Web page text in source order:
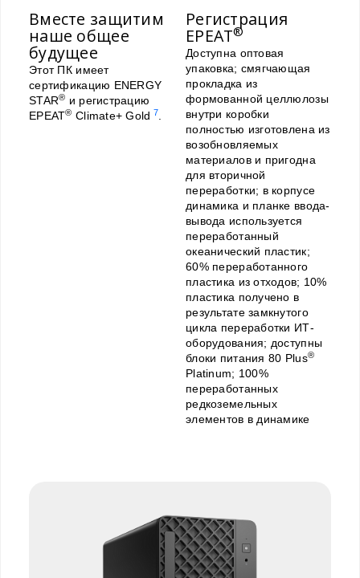
Вместе защитим
наше общее
будущее
Этот ПК имеет
сертификацию ENERGY
STAR® и регистрацию
EPEAT® Climate+ Gold 7
Регистрация
EPEAT®
Доступна оптовая
упаковка; смягчающая
прокладка из
формованной целлюлозы
внутри коробки
полностью изготовлена из
возобновляемых
материалов и пригодна
для вторичной
переработки; в корпусе
динамика и планке ввода-
вывода используется
переработанный
океанический пластик;
60% переработанного
пластика из отходов; 10%
пластика получено в
результате замкнутого
цикла переработки ИТ-
оборудования; доступны
блоки питания 80 Plus®
Platinum; 100%
переработанных
редкоземельных
элементов в динамике